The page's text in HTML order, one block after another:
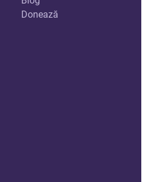
Donează